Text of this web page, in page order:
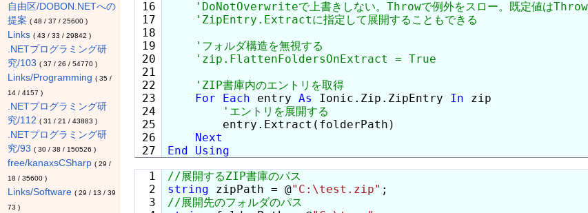
自由区/DOBON.NETへの
提案 ( 48 / 37 / 25600)
Links ( 43 / 33 / 29842 )
.NETプログラミング研
究/103 ( 37 / 26 / 54770)
Links/Programming ( 35/
14/ 4157 )
.NETプログラミング研
究/112 ( 31 / 21 / 43883 )
.NETプログラミング研
究/93 ( 30/ 38 / 150526 )
free/kanaxsCSharp ( 29 /
18 / 35600)
Links/Software ( 29 / 13 / 39
73 )
16
17
18
19
20
21
22
23
24
25
26
For
Each entry As Ionic.Zip.ZipEntry In zip
        entry.Extract(folderPath)
Next
End
Using
  1
  2
  3
string zipPath = @"C:\test.zip"